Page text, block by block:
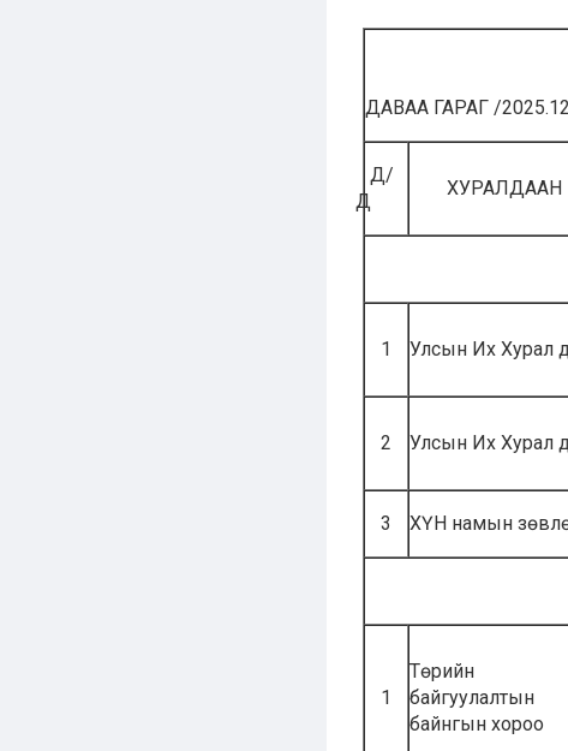
ДАВАА ГАРАГ /
Д/
Д
ХУРАЛДААН
1 Улсын Их Хурал
2 Улсын Их Хурал
3 ХҮН намын
1
Төрийн
байгуулалтын
байнгын хороо